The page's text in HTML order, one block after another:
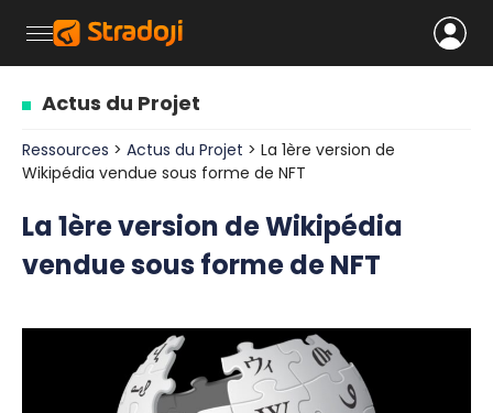
Actus du Projet
Ressources > Actus du Projet > La 1ère version de
Wikipédia vendue sous forme de NFT
La 1ère version de Wikipédia
vendue sous forme de NFT